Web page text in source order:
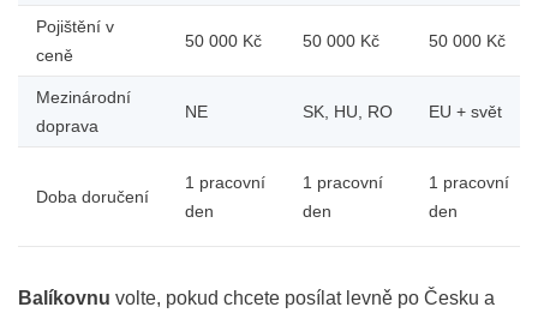
Pojištění v
ceně
50 000 Kč 50 000 Kč 50 000 Kč
Mezinárodní
doprava
NE SK, HU, RO EU + svět
Doba doručení
1 pracovní
den
1 pracovní
den
1 pracovní
den
Balíkovnu volte, pokud chcete posílat levně po Česku a